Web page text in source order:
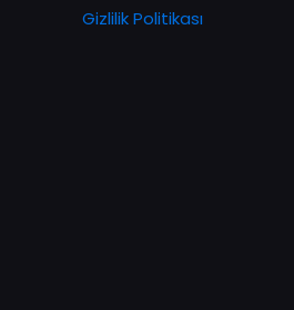
Gizlilik Politikası